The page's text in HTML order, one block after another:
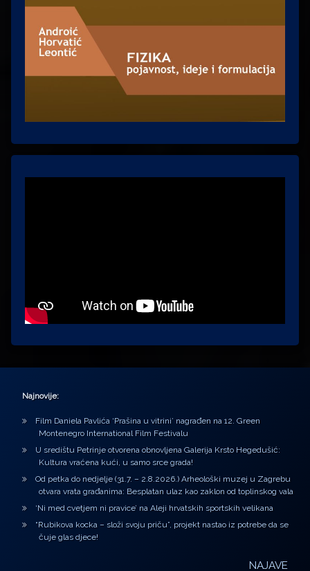
Najnovije:
Film Daniela Pavlića ‘Prašina u vitrini’ nagrađen na 12. Green
Montenegro International Film Festivalu
U središtu Petrinje otvorena obnovljena Galerija Krsto Hegedušić:
Kultura vraćena kući, u samo srce grada!
Od petka do nedjelje (31.7. – 2.8.2026.) Arheološki muzej u Zagrebu
otvara vrata građanima: Besplatan ulaz kao zaklon od toplinskog vala
‘Ni med cvetjem ni pravice’ na Aleji hrvatskih sportskih velikana
“Rubikova kocka – složi svoju priču”, projekt nastao iz potrebe da se
čuje glas djece!
NAJAVE